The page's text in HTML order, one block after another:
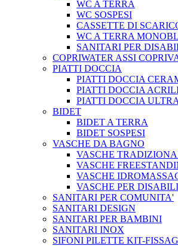
WC A TERRA
WC SOSPESI
CASSETTE DI
WC A TERRA
SANITARI PER
COPRIWATER ASSI
PIATTI DOCCIA
PIATTI DOCCIA
PIATTI DOCCIA
PIATTI DOCCIA
BIDET
BIDET A TERRA
BIDET SOSPESI
VASCHE DA BAGNO
VASCHE
VASCHE
VASCHE
VASCHE PER
SANITARI PER COMUNITA'
SANITARI DESIGN
SANITARI PER BAMBINI
SANITARI INOX
SIFONI PILETTE KIT-